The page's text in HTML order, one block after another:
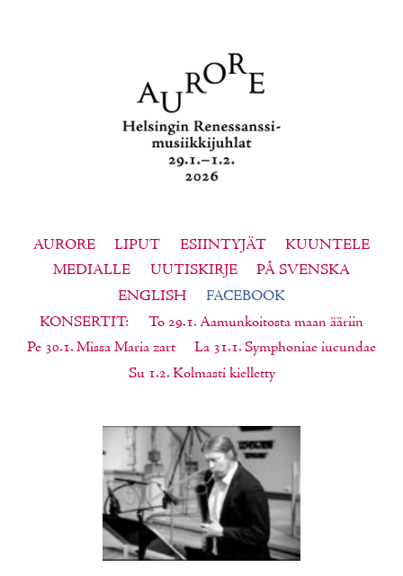
AURORE LIPUT ESIINTYJÄT
KUUNTELE
MEDIALLE
UUTISKIRJE
PÅ SVENSKA
ENGLISH
FACEBOOK
KONSERTIT
To 29.1. Aamunkoitosta maan ääriin
Pe 30.1. Missa Maria zart
La 31.1. Symphoniae iucundae
Su 1.2. Kolmasti kielletty